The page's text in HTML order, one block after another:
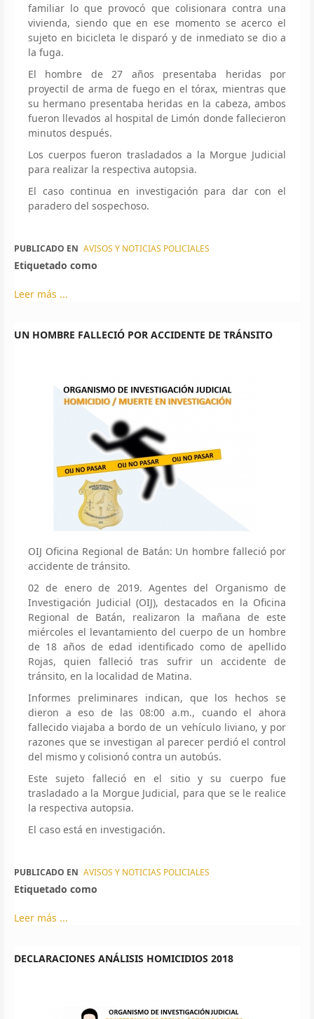
familiar lo que provocó que colisionara contra una
vivienda, siendo que en ese momento se acerco el
sujeto en bicicleta le disparó y de inmediato se dio a
la fuga.
El hombre de 27 años presentaba heridas por
proyectil de arma de fuego en el tórax, mientras que
su hermano presentaba heridas en la cabeza, ambos
fueron llevados al hospital de Limón donde fallecieron
minutos después.
Los cuerpos fueron trasladados a la Morgue Judicial
para realizar la respectiva autopsia.
El caso continua en investigación para dar con el
paradero del sospechoso.
PUBLICADO EN AVISOS Y NOTICIAS POLICIALES
Etiquetado como
Leer más ...
UN HOMBRE FALLECIÓ POR ACCIDENTE DE TRÁNSITO
OIJ Oficina Regional de Batán: Un hombre falleció por
accidente de tránsito.
02 de enero de 2019. Agentes del Organismo de
Investigación Judicial (OIJ), destacados en la Oficina
Regional de Batán, realizaron la mañana de este
miércoles el levantamiento del cuerpo de un hombre
de 18 años de edad identificado como de apellido
Rojas, quien falleció tras sufrir un accidente de
tránsito, en la localidad de Matina.
Informes preliminares indican, que los hechos se
dieron a eso de las 08:00 a.m., cuando el ahora
fallecido viajaba a bordo de un vehículo liviano, y por
razones que se investigan al parecer perdió el control
del mismo y colisionó contra un autobús.
Este sujeto falleció en el sitio y su cuerpo fue
trasladado a la Morgue Judicial, para que se le realice
la respectiva autopsia.
El caso está en investigación.
PUBLICADO EN AVISOS Y NOTICIAS POLICIALES
Etiquetado como
Leer más ...
DECLARACIONES ANÁLISIS HOMICIDIOS 2018